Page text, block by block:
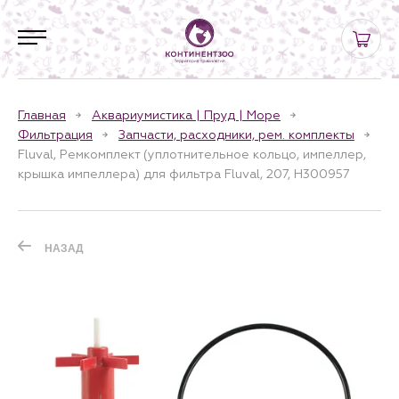
Главная
Аквариумистика | Пруд | Море
Фильтрация
Запчасти, расходники, рем. комплекты
Fluval, Ремкомплект (уплотнительное кольцо, импеллер,
крышка импеллера) для фильтра Fluval, 207, H300957
НАЗАД